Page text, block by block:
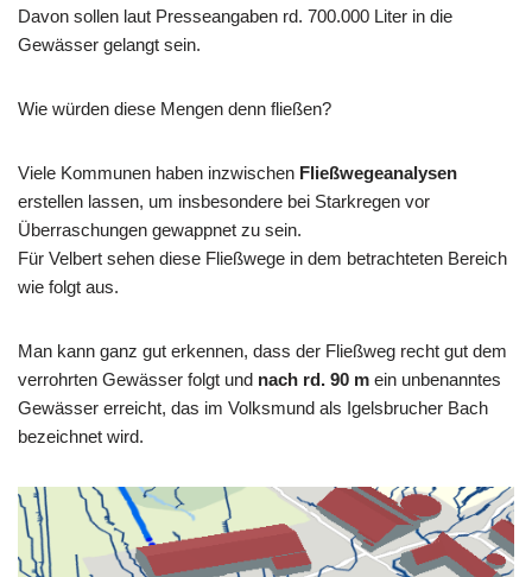
Davon sollen laut Presseangaben rd. 700.000 Liter in die
Gewässer gelangt sein.
Wie würden diese Mengen denn fließen?
Viele Kommunen haben inzwischen Fließwegeanalysen
erstellen lassen, um insbesondere bei Starkregen vor
Überraschungen gewappnet zu sein.
Für Velbert sehen diese Fließwege in dem betrachteten Bereich
wie folgt aus.
Man kann ganz gut erkennen, dass der Fließweg recht gut dem
verrohrten Gewässer folgt und nach rd. 90 m ein unbenanntes
Gewässer erreicht, das im Volksmund als Igelsbrucher Bach
bezeichnet wird.